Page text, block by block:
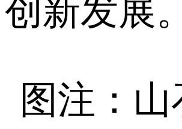
创新发展。
图注：山